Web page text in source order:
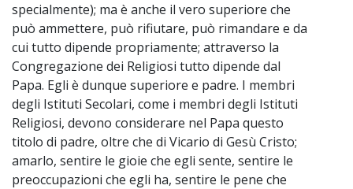
specialmente); ma è anche il vero superiore che
può ammettere, può rifiutare, può rimandare e da
cui tutto dipende propriamente; attraverso la
Congregazione dei Religiosi tutto dipende dal
Papa. Egli è dunque superiore e padre. I membri
degli Istituti Secolari, come i membri degli Istituti
Religiosi, devono considerare nel Papa questo
titolo di padre, oltre che di Vicario di Gesù Cristo;
amarlo, sentire le gioie che egli sente, sentire le
preoccupazioni che egli ha, sentire le pene che